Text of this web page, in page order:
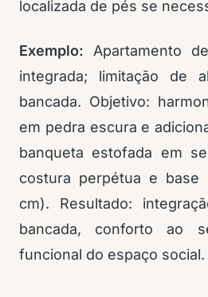
localizada de pés se
Exemplo: Apartamento
integrada; limitação de
bancada. Objetivo:
em pedra escura e
banqueta estofada em
costura perpétua e base
cm). Resultado:
bancada, conforto ao
funcional do espaço social.